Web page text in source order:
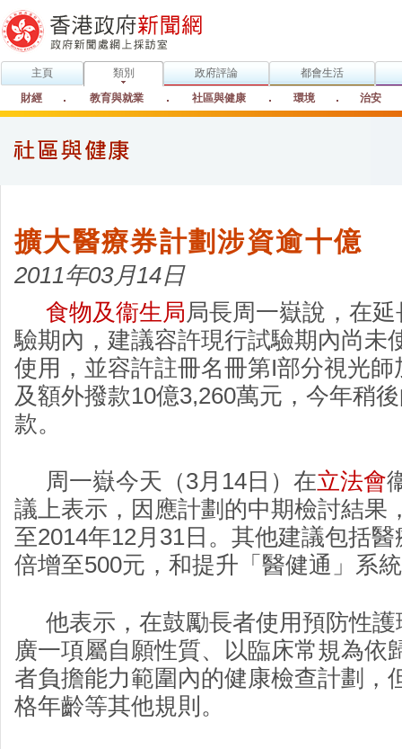
主頁 類別 政府評論
都會生活
財經
教育與就業 社區與健康 環境 治安
擴大醫療券計劃涉資逾十億
2011年03月14日
食物及衞生局局長周一嶽說，在
驗期內，建議容許現行試驗期內尚未
使用，並容許註冊名冊第I部分視光
及額外撥款10億3,260萬元，今年稍
款。
周一嶽今天（3月14日）在立法會
議上表示，因應計劃的中期檢討結果
至2014年12月31日。其他建議包括
倍增至500元，和提升「醫健通」系
他表示，在鼓勵長者使用預防性護
廣一項屬自願性質、以臨床常規為依
者負擔能力範圍內的健康檢查計劃，
格年齡等其他規則。